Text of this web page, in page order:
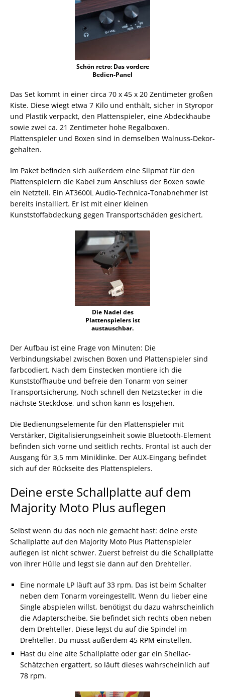
Schön retro: Das vordere
Bedien-Panel
Das Set kommt in einer circa 70 x 45 x 20 Zentimeter großen
Kiste. Diese wiegt etwa 7 Kilo und enthält, sicher in Styropor
und Plastik verpackt, den Plattenspieler, eine Abdeckhaube
sowie zwei ca. 21 Zentimeter hohe Regalboxen.
Plattenspieler und Boxen sind in demselben Walnuss-Dekor-
gehalten.
Im Paket befinden sich außerdem eine Slipmat für den
Plattenspielern die Kabel zum Anschluss der Boxen sowie
ein Netzteil. Ein AT3600L Audio-Technica-Tonabnehmer ist
bereits installiert. Er ist mit einer kleinen
Kunststoffabdeckung gegen Transportschäden gesichert.
Die Nadel des
Plattenspielers ist
austauschbar.
Der Aufbau ist eine Frage von Minuten: Die
Verbindungskabel zwischen Boxen und Plattenspieler sind
farbcodiert. Nach dem Einstecken montiere ich die
Kunststoffhaube und befreie den Tonarm von seiner
Transportsicherung. Noch schnell den Netzstecker in die
nächste Steckdose, und schon kann es losgehen.
Die Bedienungselemente für den Plattenspieler mit
Verstärker, Digitalisierungseinheit sowie Bluetooth-Element
befinden sich vorne und seitlich rechts. Frontal ist auch der
Ausgang für 3,5 mm Miniklinke. Der AUX-Eingang befindet
sich auf der Rückseite des Plattenspielers.
Deine erste Schallplatte auf dem
Majority Moto Plus auflegen
Selbst wenn du das noch nie gemacht hast: deine erste
Schallplatte auf den Majority Moto Plus Plattenspieler
auflegen ist nicht schwer. Zuerst befreist du die Schallplatte
von ihrer Hülle und legst sie dann auf den Drehteller.
Eine normale LP läuft auf 33 rpm. Das ist beim Schalter
neben dem Tonarm voreingestellt. Wenn du lieber eine
Single abspielen willst, benötigst du dazu wahrscheinlich
die Adapterscheibe. Sie befindet sich rechts oben neben
dem Drehteller. Diese legst du auf die Spindel im
Drehteller. Du musst außerdem 45 RPM einstellen.
Hast du eine alte Schallplatte oder gar ein Shellac-
Schätzchen ergattert, so läuft dieses wahrscheinlich auf
78 rpm.